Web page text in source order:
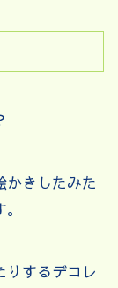
かきしたみた
りするデコレ